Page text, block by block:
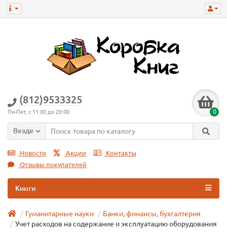
(812)9533325
Пн-Пят, с 11:00 до 20:00 0
Везде
Новости Акции
Контакты
Отзывы покупателей
Книги
Гуманитарные науки
Банки, финансы, бухгалтерия
Учет расходов на содержание и эксплуатацию оборудования